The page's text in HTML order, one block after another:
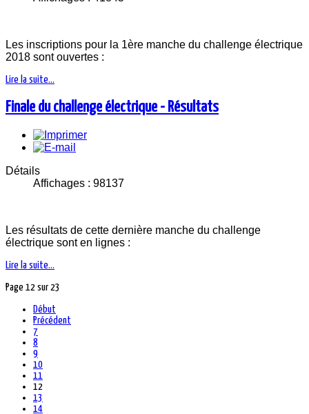
Les inscriptions pour la 1ère manche du challenge électrique
2018 sont ouvertes :
Lire la suite...
Finale du challenge électrique - Résultats
Détails
Affichages : 98137
Les résultats de cette dernière manche du challenge
électrique sont en lignes :
Lire la suite...
Page 12 sur 23
Début
Précédent
7
8
9
10
11
12
13
14